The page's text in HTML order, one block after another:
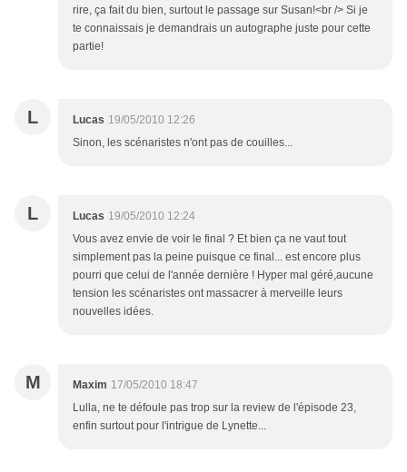
rire, ça fait du bien, surtout le passage sur Susan!<br /> Si je
te connaissais je demandrais un autographe juste pour cette
partie!
L Lucas 19/05/2010 12:26
Sinon, les scénaristes n'ont pas de couilles...
L Lucas 19/05/2010 12:24
Vous avez envie de voir le final ? Et bien ça ne vaut tout
simplement pas la peine puisque ce final... est encore plus
pourri que celui de l'année dernière ! Hyper mal géré,aucune
tension les scénaristes ont massacrer à merveille leurs
nouvelles idées.
M Maxim 17/05/2010 18:47
Lulla, ne te défoule pas trop sur la review de l'épisode 23,
enfin surtout pour l'intrigue de Lynette...